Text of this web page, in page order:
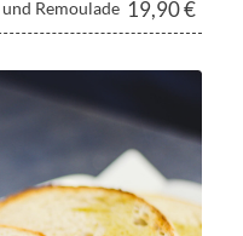
19,90 €
Remoulade